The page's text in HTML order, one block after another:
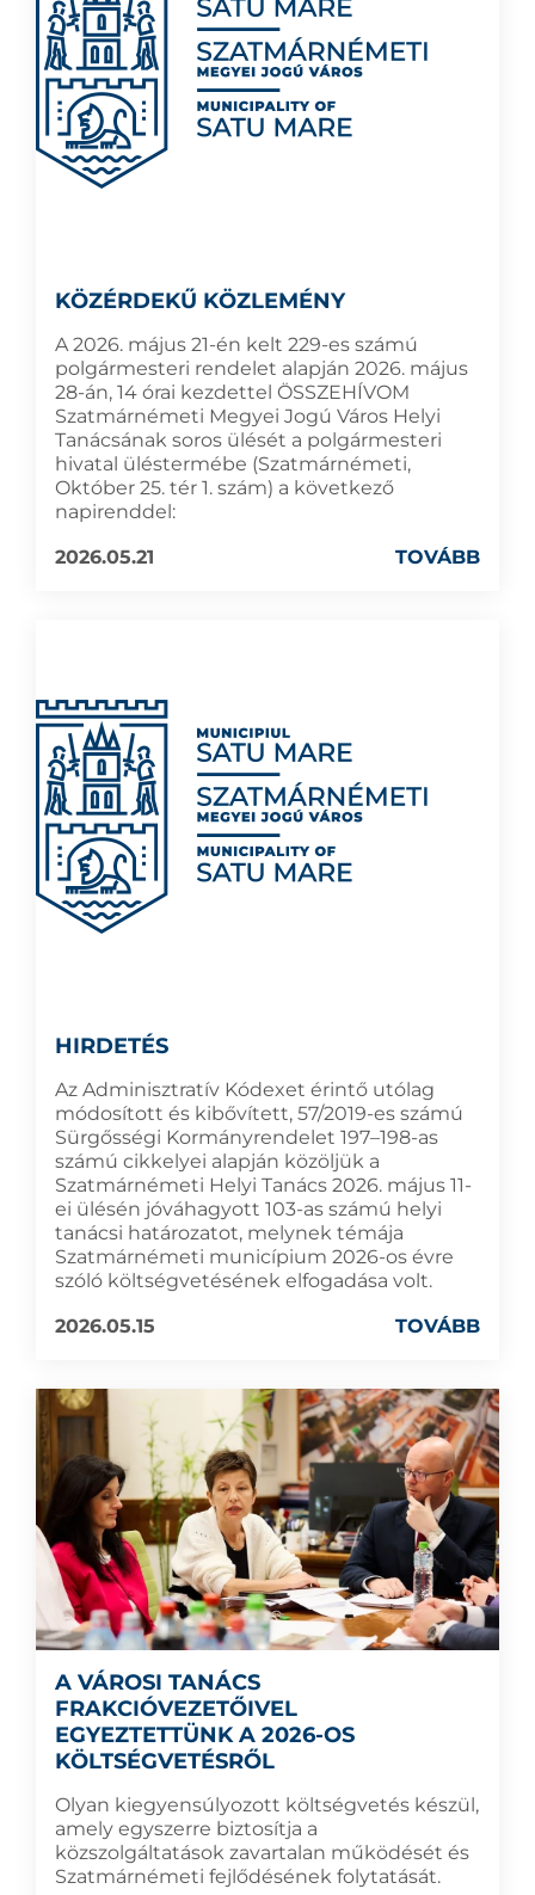
KÖZÉRDEKŰ KÖZLEMÉNY
A 2026. május 21-én kelt 229-es számú
polgármesteri rendelet alapján 2026. május
28-án, 14 órai kezdettel ÖSSZEHÍVOM
Szatmárnémeti Megyei Jogú Város Helyi
Tanácsának soros ülését a polgármesteri
hivatal üléstermébe (Szatmárnémeti,
Október 25. tér 1. szám) a következő
napirenddel:
2026.05.21
TOVÁBB
HIRDETÉS
Az Adminisztratív Kódexet érintő utólag
módosított és kibővített, 57/2019-es számú
Sürgősségi Kormányrendelet 197–198-as
számú cikkelyei alapján közöljük a
Szatmárnémeti Helyi Tanács 2026. május 11-
ei ülésén jóváhagyott 103-as számú helyi
tanácsi határozatot, melynek témája
Szatmárnémeti municípium 2026-os évre
szóló költségvetésének elfogadása volt.
2026.05.15
TOVÁBB
A VÁROSI TANÁCS
FRAKCIÓVEZETŐIVEL
EGYEZTETTÜNK A 2026-OS
KÖLTSÉGVETÉSRŐL
Olyan kiegyensúlyozott költségvetés készül,
amely egyszerre biztosítja a
közszolgáltatások zavartalan működését és
Szatmárnémeti fejlődésének folytatását.